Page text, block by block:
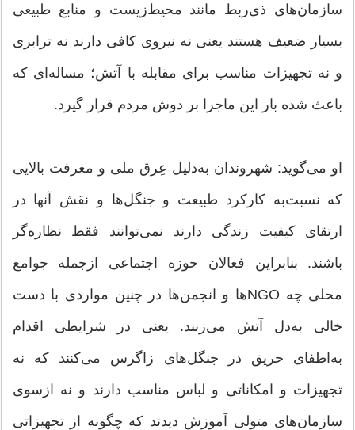
سازمان‌های ذی‌ربط مانند محیط‌زیست و منابع طبیعی
بسیار ضعیف هستند یعنی نه نیروی کافی دارند نه ترابری
و نه تجهیزات مناسب برای مقابله با آتش؛ مساله‌ای که
باعث شده بار این ماجرا بر دوش مردم قرار گیرد.
او می‌گوید: شهروندان به‌دلیل عِرق ملی و معرفت بالایی
که نسبت‌به‌ کارکرد طبیعت و جنگل‌ها و نقش آنها در
ارتقای کیفیت زندگی دارند نمی‌توانند فقط نظاره‌گر
باشند. بنابراین فعالان حوزه اجتماعی ازجمله جوامع
محلی چه NGOها و انجمن‌ها در چنین مواردی با دست
خالی به‌دل آتش می‌زنند. یعنی در شرایطی اقدام
به‌اطفای حریق در جنگل‌های زاگرس می‌کنند که نه
تجهیزات و امکاناتی و لباس مناسب دارند و نه ازسوی
سازمان‌های متولی آموزش دیدند که چگونه از تجهیزاتی